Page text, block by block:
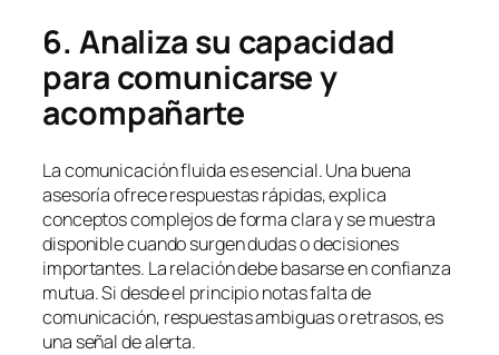
6. Analiza su capacidad
para comunicarse y
acompañarte
La comunicación fluida es esencial. Una buena
asesoría ofrece respuestas rápidas, explica
conceptos complejos de forma clara y se muestra
disponible cuando surgen dudas o decisiones
importantes. La relación debe basarse en confianza
mutua. Si desde el principio notas falta de
comunicación, respuestas ambiguas o retrasos, es
una señal de alerta.